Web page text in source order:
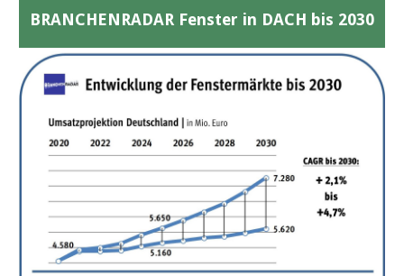
BRANCHENRADAR Fenster in DACH bis 2030